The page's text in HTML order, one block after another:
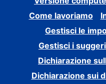
Come lavoriamo
Gestisci le
Gestisci i
Dichiarazione
Dichiarazione sui